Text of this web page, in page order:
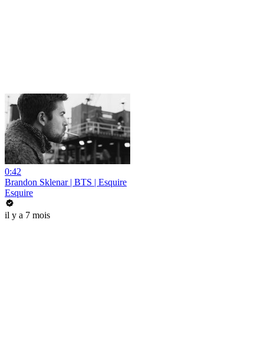
0:42
Brandon Sklenar | BTS | Esquire
Esquire
il y a 7 mois